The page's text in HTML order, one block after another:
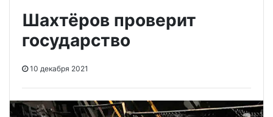
Шахтёров проверит
государство
10 декабря 2021